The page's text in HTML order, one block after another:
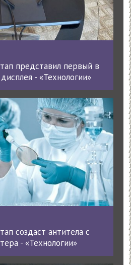
представил первый в
- «Технологии»
создаст антитела с
- «Технологии»